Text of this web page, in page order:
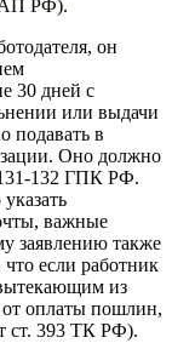
РФ).
он
30 дней с
или выдачи
подавать в
Оно должно
131-132 ГПК РФ.
важные
заявлению также
если работник
из
от оплаты пошлин,
ст. 393 ТК РФ).